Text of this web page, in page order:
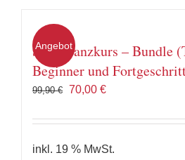
Angebot
Salsa Tanzkurs – Bundle
Beginner und
99,90€ Ursprünglicher
war:
70,00 €Aktueller
ist:
inkl. 19 % MwSt.